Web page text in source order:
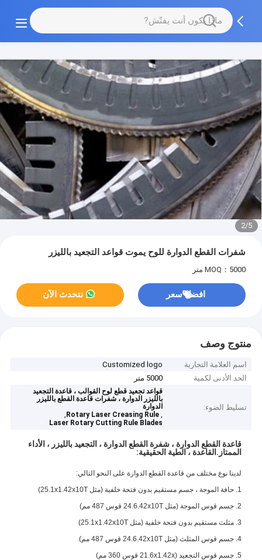
2/5
شفرات القطع الدوارة للوح يموت قواعد التجعيد بالليزر
MOQ：5000 متر
افضل سعر نتحدث الآن
منتوج وصف
اسم العلامة التجارية
Customized logo
الحد الأدنى لكمية
5000 متر
تسليط الضوء:
قواعد تجعيد قطع لوح القوالب ، قاعدة التجعيد
بالليزر الدوارة ، شفرات قاعدة القطع بالليزر
الدوارة
,
Rotary Laser Creasing Rule
,
Laser Rotary Cutting Rule Blades
قاعدة القطع الدوارة ، شفرة القطع الدوارة ، التجعيد بالليزر ، الأداء
الممتاز.القاعدة ، الطية الحقيقية:
لدينا نوع مختلف من قاعدة القطع الدوارة على النحو التالي:
1. حافة الموجة ، جسم مستقيم بدون فتحة خلفية (مثل 25.1x1.42x10T)
2. جسم قوس الموجة (مثل 24.6.42x10T قوس 487 مم)
3. مثلث مستقيم بدون فتحة خلفية (مثل 25.1x1.42x10T)
4. جسم قوس المثلث (مثل 24.6.42x10T قوس 487 مم)
5. جسم قوس التجعيد (21.6x1.42x قوس 360 مم)